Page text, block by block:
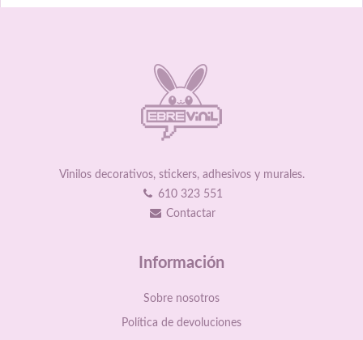
Vinilos decorativos, stickers, adhesivos y murales.
610 323 551
Contactar
Información
Sobre nosotros
Política de devoluciones